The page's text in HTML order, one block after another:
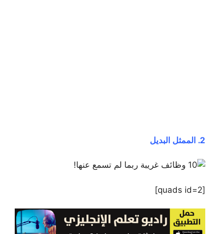
2. الممثل البديل
[quads id=2]